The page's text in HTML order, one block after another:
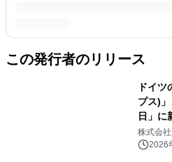
この発行者のリリース
ドイ
プス)
日」に
株式会
2026